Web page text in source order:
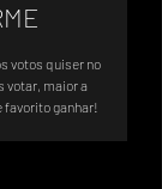
votos quiser no
votar, maior a
ganhar!